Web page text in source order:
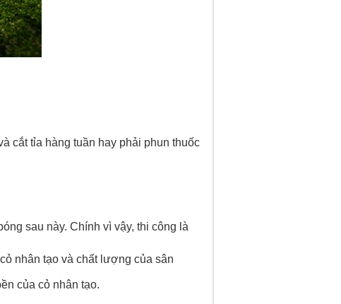
cắt tỉa hàng tuần hay phải phun thuốc
sau này. Chính vì vậy, thi công là
nhân tạo và chất lượng của sân
của cỏ nhân tạo.